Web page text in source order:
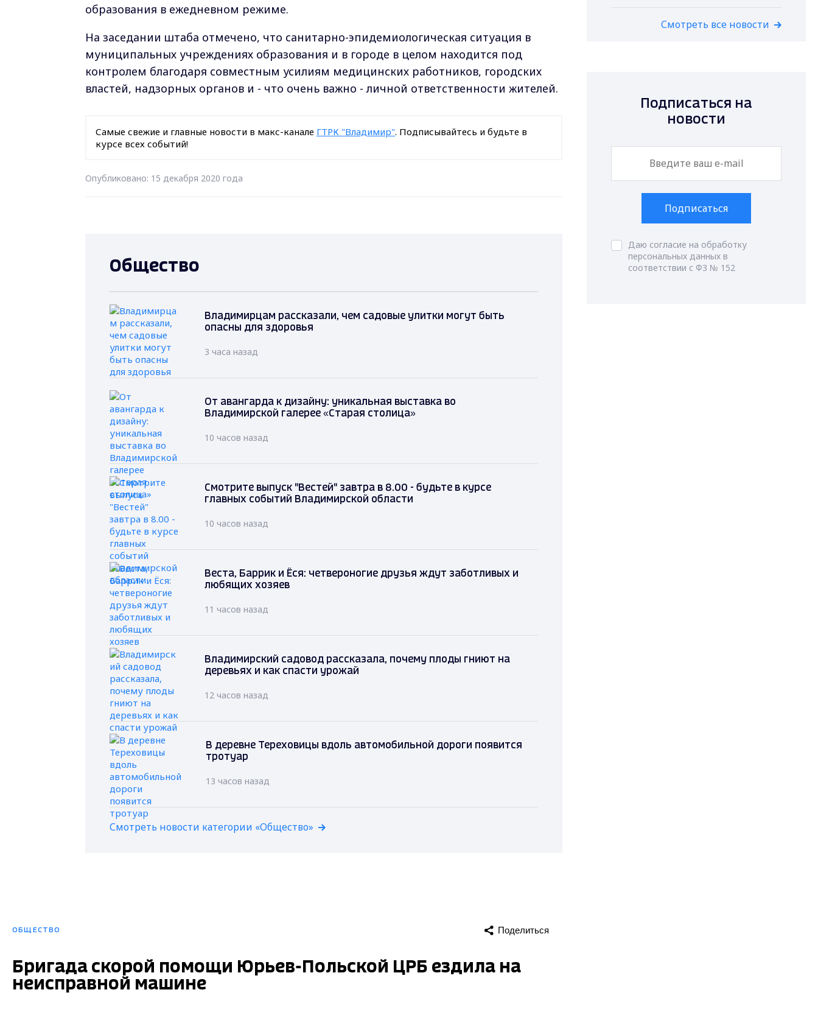
образования в ежедневном режиме.
На заседании штаба отмечено, что санитарно-эпидемиологическая ситуация в
муниципальных учреждениях образования и в городе в целом находится под
контролем благодаря совместным усилиям медицинских работников, городских
властей, надзорных органов и - что очень важно - личной ответственности жителей.
Самые свежие и главные новости в макс-канале ГТРК "Владимир". Подписывайтесь и будьте в
курсе всех событий!
Опубликовано: 15 декабря 2020 года
Общество
Владимирцам рассказали, чем садовые улитки могут быть
опасны для здоровья
3 часа назад
От авангарда к дизайну: уникальная выставка во
Владимирской галерее «Старая столица»
10 часов назад
Смотрите выпуск "Вестей" завтра в 8.00 - будьте в курсе
главных событий Владимирской области
10 часов назад
Веста, Баррик и Ёся: четвероногие друзья ждут заботливых и
любящих хозяев
11 часов назад
Владимирский садовод рассказала, почему плоды гниют на
деревьях и как спасти урожай
12 часов назад
В деревне Тереховицы вдоль автомобильной дороги появится
тротуар
13 часов назад
Смотреть новости категории «Общество»
ОБЩЕСТВО Поделиться
Бригада скорой помощи Юрьев-Польской ЦРБ ездила на
неисправной машине
Смотреть все новости
Подписаться на
новости
Подписаться
Даю согласие на обработку
персональных данных в
соответствии с ФЗ № 152